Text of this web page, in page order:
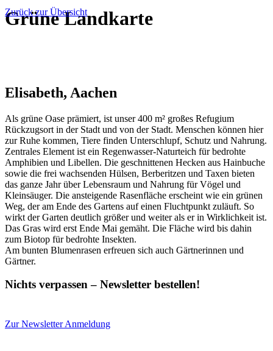
Grüne Landkarte
Zurück zur Übersicht
Elisabeth, Aachen
Als grüne Oase prämiert, ist unser 400 m² großes Refugium
Rückzugsort in der Stadt und von der Stadt. Menschen können hier
zur Ruhe kommen, Tiere finden Unterschlupf, Schutz und Nahrung.
Zentrales Element ist ein Regenwasser-Naturteich für bedrohte
Amphibien und Libellen. Die geschnittenen Hecken aus Hainbuche
sowie die frei wachsenden Hülsen, Berberitzen und Taxen bieten
das ganze Jahr über Lebensraum und Nahrung für Vögel und
Kleinsäuger. Die ansteigende Rasenfläche erscheint wie ein grünen
Weg, der am Ende des Gartens auf einen Fluchtpunkt zuläuft. So
wirkt der Garten deutlich größer und weiter als er in Wirklichkeit ist.
Das Gras wird erst Ende Mai gemäht. Die Fläche wird bis dahin
zum Biotop für bedrohte Insekten.
Am bunten Blumenrasen erfreuen sich auch Gärtnerinnen und
Gärtner.
Nichts verpassen – Newsletter bestellen!
Zur Newsletter Anmeldung